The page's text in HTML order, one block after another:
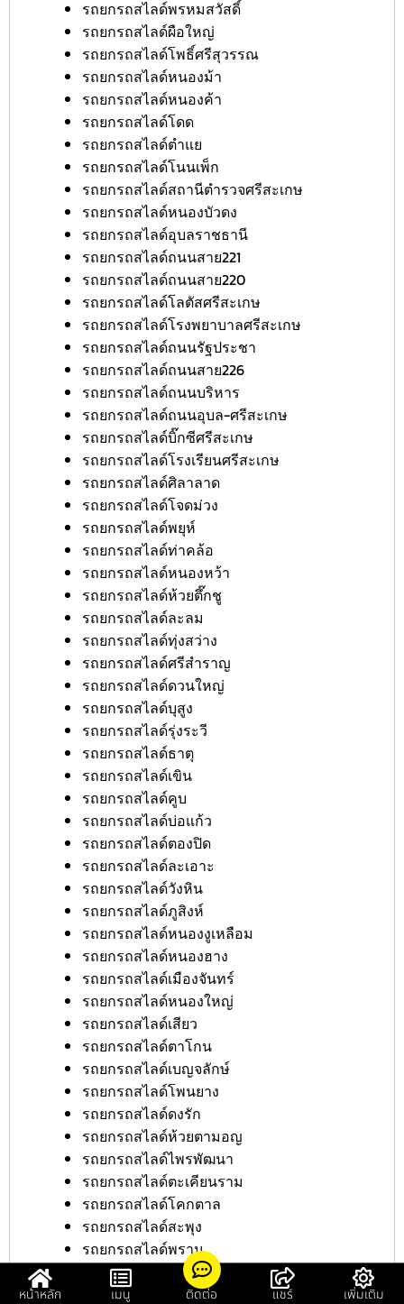
รถยกรถสไลด์พรหมสวัสดิ์
รถยกรถสไลด์ผือใหญ่
รถยกรถสไลด์โพธิ์ศรีสุวรรณ
รถยกรถสไลด์หนองม้า
รถยกรถสไลด์หนองค้า
รถยกรถสไลด์โดด
รถยกรถสไลด์ตำแย
รถยกรถสไลด์โนนเพ็ก
รถยกรถสไลด์สถานีตำรวจศรีสะเกษ
รถยกรถสไลด์หนองบัวดง
รถยกรถสไลด์อุบลราชธานี
รถยกรถสไลด์ถนนสาย221
รถยกรถสไลด์ถนนสาย220
รถยกรถสไลด์โลตัสศรีสะเกษ
รถยกรถสไลด์โรงพยาบาลศรีสะเกษ
รถยกรถสไลด์ถนนรัฐประชา
รถยกรถสไลด์ถนนสาย226
รถยกรถสไลด์ถนนบริหาร
รถยกรถสไลด์ถนนอุบล-ศรีสะเกษ
รถยกรถสไลด์บิ๊กซีศรีสะเกษ
รถยกรถสไลด์โรงเรียนศรีสะเกษ
รถยกรถสไลด์ศิลาลาด
รถยกรถสไลด์โจดม่วง
รถยกรถสไลด์พยุห์
รถยกรถสไลด์ท่าคล้อ
รถยกรถสไลด์หนองหว้า
รถยกรถสไลด์ห้วยตึ๊กชู
รถยกรถสไลด์ละลม
รถยกรถสไลด์ทุ่งสว่าง
รถยกรถสไลด์ศรีสำราญ
รถยกรถสไลด์ดวนใหญ่
รถยกรถสไลด์บุสูง
รถยกรถสไลด์รุ่งระวี
รถยกรถสไลด์ธาตุ
รถยกรถสไลด์เขิน
รถยกรถสไลด์คูบ
รถยกรถสไลด์บ่อแก้ว
รถยกรถสไลด์ตองปิด
รถยกรถสไลด์ละเอาะ
รถยกรถสไลด์วังหิน
รถยกรถสไลด์ภูสิงห์
รถยกรถสไลด์หนองงูเหลือม
รถยกรถสไลด์หนองฮาง
รถยกรถสไลด์เมืองจันทร์
รถยกรถสไลด์หนองใหญ่
รถยกรถสไลด์เสียว
รถยกรถสไลด์ตาโกน
รถยกรถสไลด์เบญจลักษ์
รถยกรถสไลด์โพนยาง
รถยกรถสไลด์ดงรัก
รถยกรถสไลด์ห้วยตามอญ
รถยกรถสไลด์ไพรพัฒนา
รถยกรถสไลด์ตะเคียนราม
รถยกรถสไลด์โคกตาล
รถยกรถสไลด์สะพุง
รถยกรถสไลด์พราน
รถยกรถสไลด์สังเม็ก
รถยกรถสไลด์ยางชุมใหญ่
หน้าหลัก เมนู ติดต่อ แชร์ เพิ่มเติม